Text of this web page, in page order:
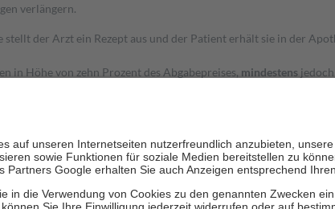
verlängern.
der Arzt ein Rezept aus und der Patient erhält sie in der
in Höhe von zehn Prozent des Abgabepreises, mindestens jedoch
Apotheken.
eigene Gesundheit zu stärken und die besondere Stellung der
18. Lebensjahr mit Ausnahme der Fahrkosten
die von der GKV getragen werden